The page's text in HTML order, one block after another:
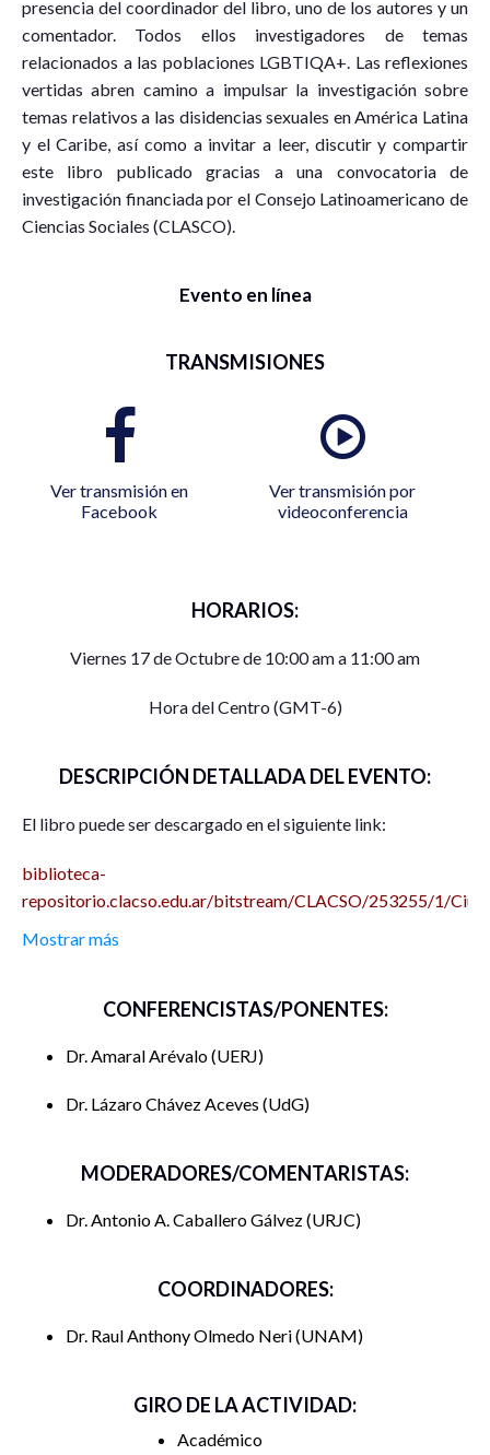
presencia del coordinador del libro, uno de los autores y un
comentador. Todos ellos investigadores de temas
relacionados a las poblaciones LGBTIQA+. Las reflexiones
vertidas abren camino a impulsar la investigación sobre
temas relativos a las disidencias sexuales en América Latina
y el Caribe, así como a invitar a leer, discutir y compartir
este libro publicado gracias a una convocatoria de
investigación financiada por el Consejo Latinoamericano de
Ciencias Sociales (CLASCO).
Evento en línea
TRANSMISIONES
Ver transmisión en
Facebook
Ver transmisión por
videoconferencia
HORARIOS:
Viernes 17 de Octubre de 10:00 am a 11:00 am
Hora del Centro (GMT-6)
DESCRIPCIÓN DETALLADA DEL EVENTO:
El libro puede ser descargado en el siguiente link:
biblioteca-
repositorio.clacso.edu.ar/bitstream/CLACSO/253255/1/
Mostrar más
CONFERENCISTAS/PONENTES:
Dr. Amaral Arévalo UERJ
Dr. Lázaro Chávez Aceves UdG
MODERADORES/COMENTARISTAS:
Dr. Antonio A. Caballero Gálvez URJC
COORDINADORES:
Dr. Raul Anthony Olmedo Neri UNAM
GIRO DE LA ACTIVIDAD:
Académico